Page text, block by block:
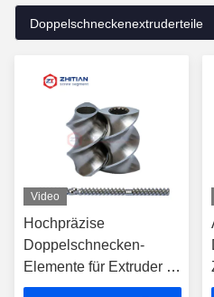
Doppelschneckenextruderteile
Video
Hochpräzise
Doppelschnecken-
Elemente für Extruder -
Anpassbar